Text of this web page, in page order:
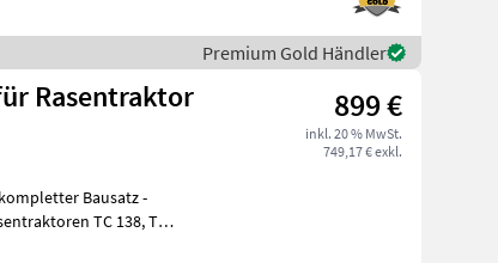
Premium Gold Händler
Rasentraktor 899 €
inkl. 20 % MwSt.
749,17 € exkl.
TC 138, TC